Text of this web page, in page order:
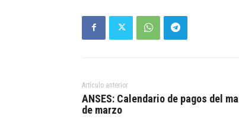
Artículo anterior
ANSES: Calendario de pagos del
de marzo